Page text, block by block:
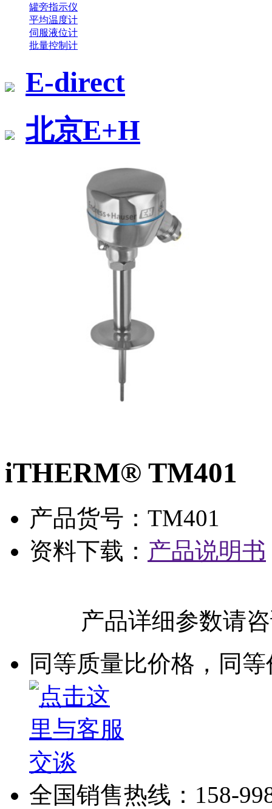
罐旁指示仪
平均温度计
伺服液位计
批量控制计
E-direct
北京E+H
iTHERM® TM401
产品货号：TM401
资料下载： 产品说明书
产品详细参数请
同等质量比价格，
全国销售热线：158-